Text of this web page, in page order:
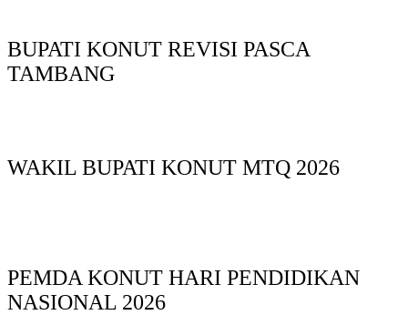
BUPATI KONUT REVISI PASCA
TAMBANG
WAKIL BUPATI KONUT MTQ 2026
PEMDA KONUT HARI PENDIDIKAN
NASIONAL 2026